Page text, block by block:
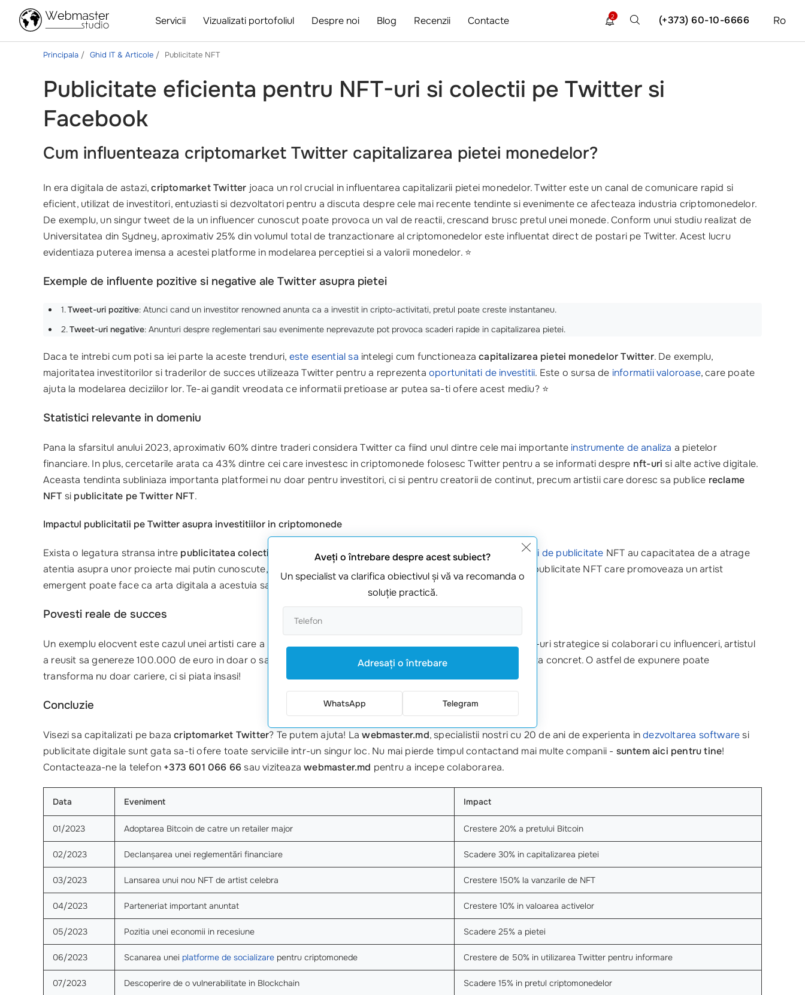
Servicii Vizualizati portofoliul Despre noi Blog Recenzii Contacte Ro
(+373) 60-10-6666
2
Principala Ghid IT & Articole Publicitate NFT
Publicitate eficienta pentru NFT-uri si colectii pe Twitter si
Facebook
Cum influenteaza criptomarket Twitter capitalizarea pietei monedelor?
In era digitala de astazi,criptomarket Twitter joaca un rol crucial in influentarea capitalizarii pietei monedelor. Twitter este un canal de comunicare rapid si
eficient, utilizat de investitori, entuziasti si dezvoltatori pentru a discuta despre cele mai recente tendinte si evenimente ce afecteaza industria criptomonedelor.
De exemplu, un singur tweet de la un influencer cunoscut poate provoca un val de reactii, crescand brusc pretul unei monede. Conform unui studiu realizat de
Universitatea din Sydney, aproximativ 25% din volumul total de tranzactionare al criptomonedelor este influentat direct de postari pe Twitter. Acest lucru
evidentiaza puterea imensa a acestei platforme in modelarea perceptiei si a valorii monedelor. ⭐
Exemple de influente pozitive si negative ale Twitter asupra pietei
1.Tweet-uri pozitive: Atunci cand un investitor renowned anunta ca a investit in cripto-activitati, pretul poate creste instantaneu.
2.Tweet-uri negative: Anunturi despre reglementari sau evenimente neprevazute pot provoca scaderi rapide in capitalizarea pietei.
Daca te intrebi cum poti sa iei parte la aceste trenduri, este esential sa intelegi cum functioneazacapitalizarea pietei monedelor Twitter. De exemplu,
majoritatea investitorilor si traderilor de succes utilizeaza Twitter pentru a reprezentaoportunitati de investitii. Este o sursa de informatii valoroase, care poate
ajuta la modelarea deciziilor lor. Te-ai gandit vreodata ce informatii pretioase ar putea sa-ti ofere acest mediu? ⭐
Statistici relevante in domeniu
Pana la sfarsitul anului 2023, aproximativ 60% dintre traderi considera Twitter ca fiind unul dintre cele mai importante instrumente de analiza a pietelor
financiare. In plus, cercetarile arata ca 43% dintre cei care investesc in criptomonede folosesc Twitter pentru a se informati despre nft-uri si alte active digitale.
Aceasta tendinta subliniaza importanta platformei nu doar pentru investitori, ci si pentru creatorii de continut, precum artistii care doresc sa publice reclame
NFT si publicitate pe Twitter NFT.
Impactul publicitatii pe Twitter asupra investitiilor in criptomonede
Exista o legatura stransa intre publicitatea colectiei NFT si cresterea valorii monetare pe criptomarket. Agentii de publicitate NFT au capacitatea de a atrage
atentia asupra unor proiecte mai putin cunoscute, oferind expunere si credibilitate. De exemplu, o agentie de publicitate NFT care promoveaza un artist
emergent poate face ca arta digitala a acestuia sa devina viral, crescand in mod direct capitalizarea pietei.
Povesti reale de succes
Un exemplu elocvent este cazul unei artisti care a lansat colectia sa de NFT-uri pe Twitter. Dupa cateva tweet-uri strategice si colaborari cu influenceri, artistul
a reusit sa genereze 100.000 de euro in doar o saptamana. Astfel, putereaadvertising NFTs
este demonstrata concret. O astfel de expunere poate
transforma nu doar cariere, ci si piata insasi!
Concluzie
Visezi sa capitalizati pe bazacriptomarket Twitter? Te putem ajuta! Lawebmaster.md, specialistii nostri cu 20 de ani de experienta indezvoltarea softwaresi
publicitate digitale sunt gata sa-ti ofere toate serviciile intr-un singur loc. Nu mai pierde timpul contactand mai multe companii - suntem aici pentru tine!
Contacteaza-ne la telefon +373 601 066 66sau viziteazawebmaster.md pentru a incepe colaborarea.
Data Eveniment Impact
01/2023 Adoptarea Bitcoin de catre un retailer major Crestere 20% a pretului Bitcoin
02/2023 Declanșarea unei reglementări financiare Scadere 30% in capitalizarea pietei
03/2023 Lansarea unui nou NFT de artist celebra Crestere 150% la vanzarile de NFT
04/2023 Parteneriat important anuntat Crestere 10% in valoarea activelor
05/2023 Pozitia unei economii in recesiune Scadere 25% a pietei
06/2023 Scanarea unei platforme de socializare pentru criptomonede Crestere de 50% in utilizarea Twitter pentru informare
07/2023 Descoperire de o vulnerabilitate in Blockchain Scadere 15% in pretul criptomonedelor
Aveţi o întrebare despre acest subiect?
Un specialist va clarifica obiectivul şi vă va recomanda o
soluţie practică.
Adresaţi o întrebare
WhatsApp Telegram